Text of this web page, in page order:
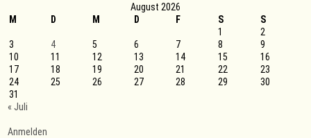
August 2026
M
D M D F S
S
1
2
3
4 5 6 7 8
9
10
11 12 13 14 15
16
17
18 19 20 21 22
23
24
25 26 27 28 29
30
31
« Juli
Anmelden